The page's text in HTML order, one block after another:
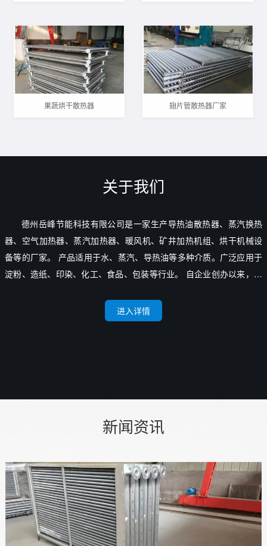
果蔬烘干散热器 翅片管散热器厂家
关于我们
德州岳峰节能科技有限公司是一家生产导热油散热器、蒸汽换热
器、空气加热器、蒸汽加热器、暖风机、矿井加热机组、烘干机械设
备等的厂家。 产品适用于水、蒸汽、导热油等多种介质。广泛应用于
淀粉、造纸、印染、化工、食品、包装等行业。 自企业创办以来，便
进入详情
新闻资讯